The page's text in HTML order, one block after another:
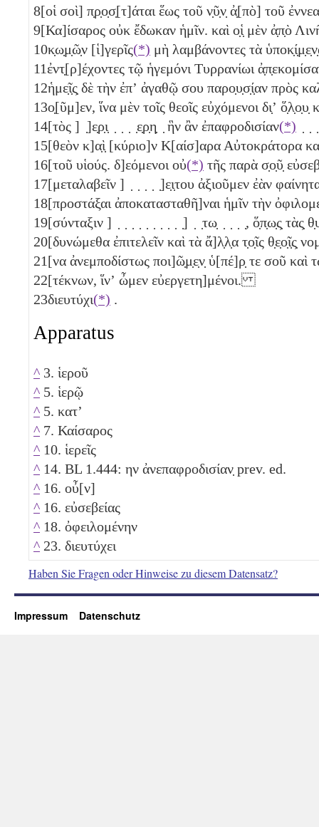
8[οἱ σοὶ] π̣ρ̣ο̣σ̣[τ]άται ἕως τοῦ ν̣ῦ̣ν̣ ἀ̣[πὸ] τοῦ
9[Κα]ίσαρος οὐκ ἔδωκαν ἡμῖν. καὶ ο̣ἱ̣ μὲν ἀ̣π̣ὸ
10κ̣ω̣μ̣ῶ̣ν [ἱ]γερῖς(*) μὴ λαμβάνοντες τὰ
11ἐντ̣[ρ]έχοντες τῷ ἡγεμόνι Τυρρανίωι
12ἡμε̣ῖ̣ς̣ δὲ τὴν ἐπʼ ἀγαθῷ σου παρο̣υ̣σ̣ί̣αν πρὸς
13ο̣[ῦμ]εν, ἵνα μὲν τοῖς θεοῖς εὐχόμενοι δι̣ʼ ὅ̣λ̣ο̣υ̣
14[τὸς ] ̣]ε̣ρ̣ι̣ ̣ ̣ ̣ ̣ε̣ρ̣η̣ ̣ ἣν ἂν ἐπαφροδισίαν(*)
15[θεὸν κ]α̣ὶ̣ [κύριο]ν Κ[αίσ]αρα Αὐτοκράτορα
16[τοῦ υἱούς. δ]εόμενοι οὐ(*) τῆς παρὰ σ̣ο̣ῦ̣
17[μεταλαβεῖν ] ̣ ̣ ̣ ̣ ̣]ε̣ι̣του ἀξιοῦμεν ἐὰν
18[προστάξαι ἀποκατασταθῆ]ναι ἡμῖν τὴν
19[σύνταξιν ] ̣ ̣ ̣ ̣ ̣ ̣ ̣ ̣ ̣ ̣] ̣ ̣τω̣ ̣ ̣ ̣ ̣, ὅ̣π̣ω̣ς̣ τὰς̣
20[δυνώμεθα ἐπιτελεῖν καὶ τὰ ἄ]λ̣λ̣α τ̣ο̣ῖς θ̣ε̣ο̣ῖ̣ς̣
21[να ἀνεμποδίστως ποι]ῶ̣μ̣ε̣ν̣ ὑ[πέ]ρ̣ τε σοῦ
22[τέκνων, ἵνʼ ὦμεν εὐεργετη]μένοι.
23διευτύχι(*) .
Apparatus
^ 3. ἱεροῦ
^ 5. ἱερῷ
^ 5. κατʼ
^ 7. Καίσαρος
^ 10. ἱερεῖς
^ 14. BL 1.444: ην ἀνεπαφροδισίαν̣ prev. ed.
^ 16. οὖ[ν]
^ 16. εὐσεβείας
^ 18. ὀφειλομένην
^ 23. διευτύχει
Haben Sie Fragen oder Hinweise zu diesem Datensatz?
Impressum Datenschutz